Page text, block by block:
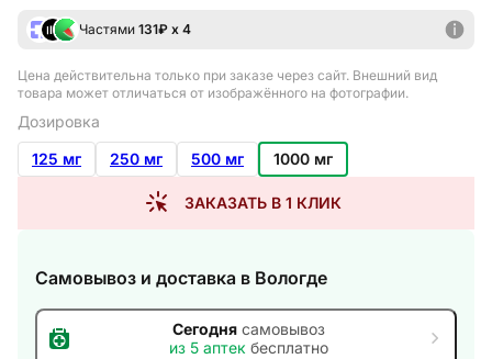
Частями 131₽ х 4
Цена действительна только при заказе через сайт. Внешний вид
товара может отличаться от изображённого на фотографии.
Дозировка
125 мг
250 мг 500 мг 1000 мг
ЗАКАЗАТЬ В 1 КЛИК
Самовывоз и доставка в Вологде
Сегоднясамовывоз
из 5 аптек бесплатно